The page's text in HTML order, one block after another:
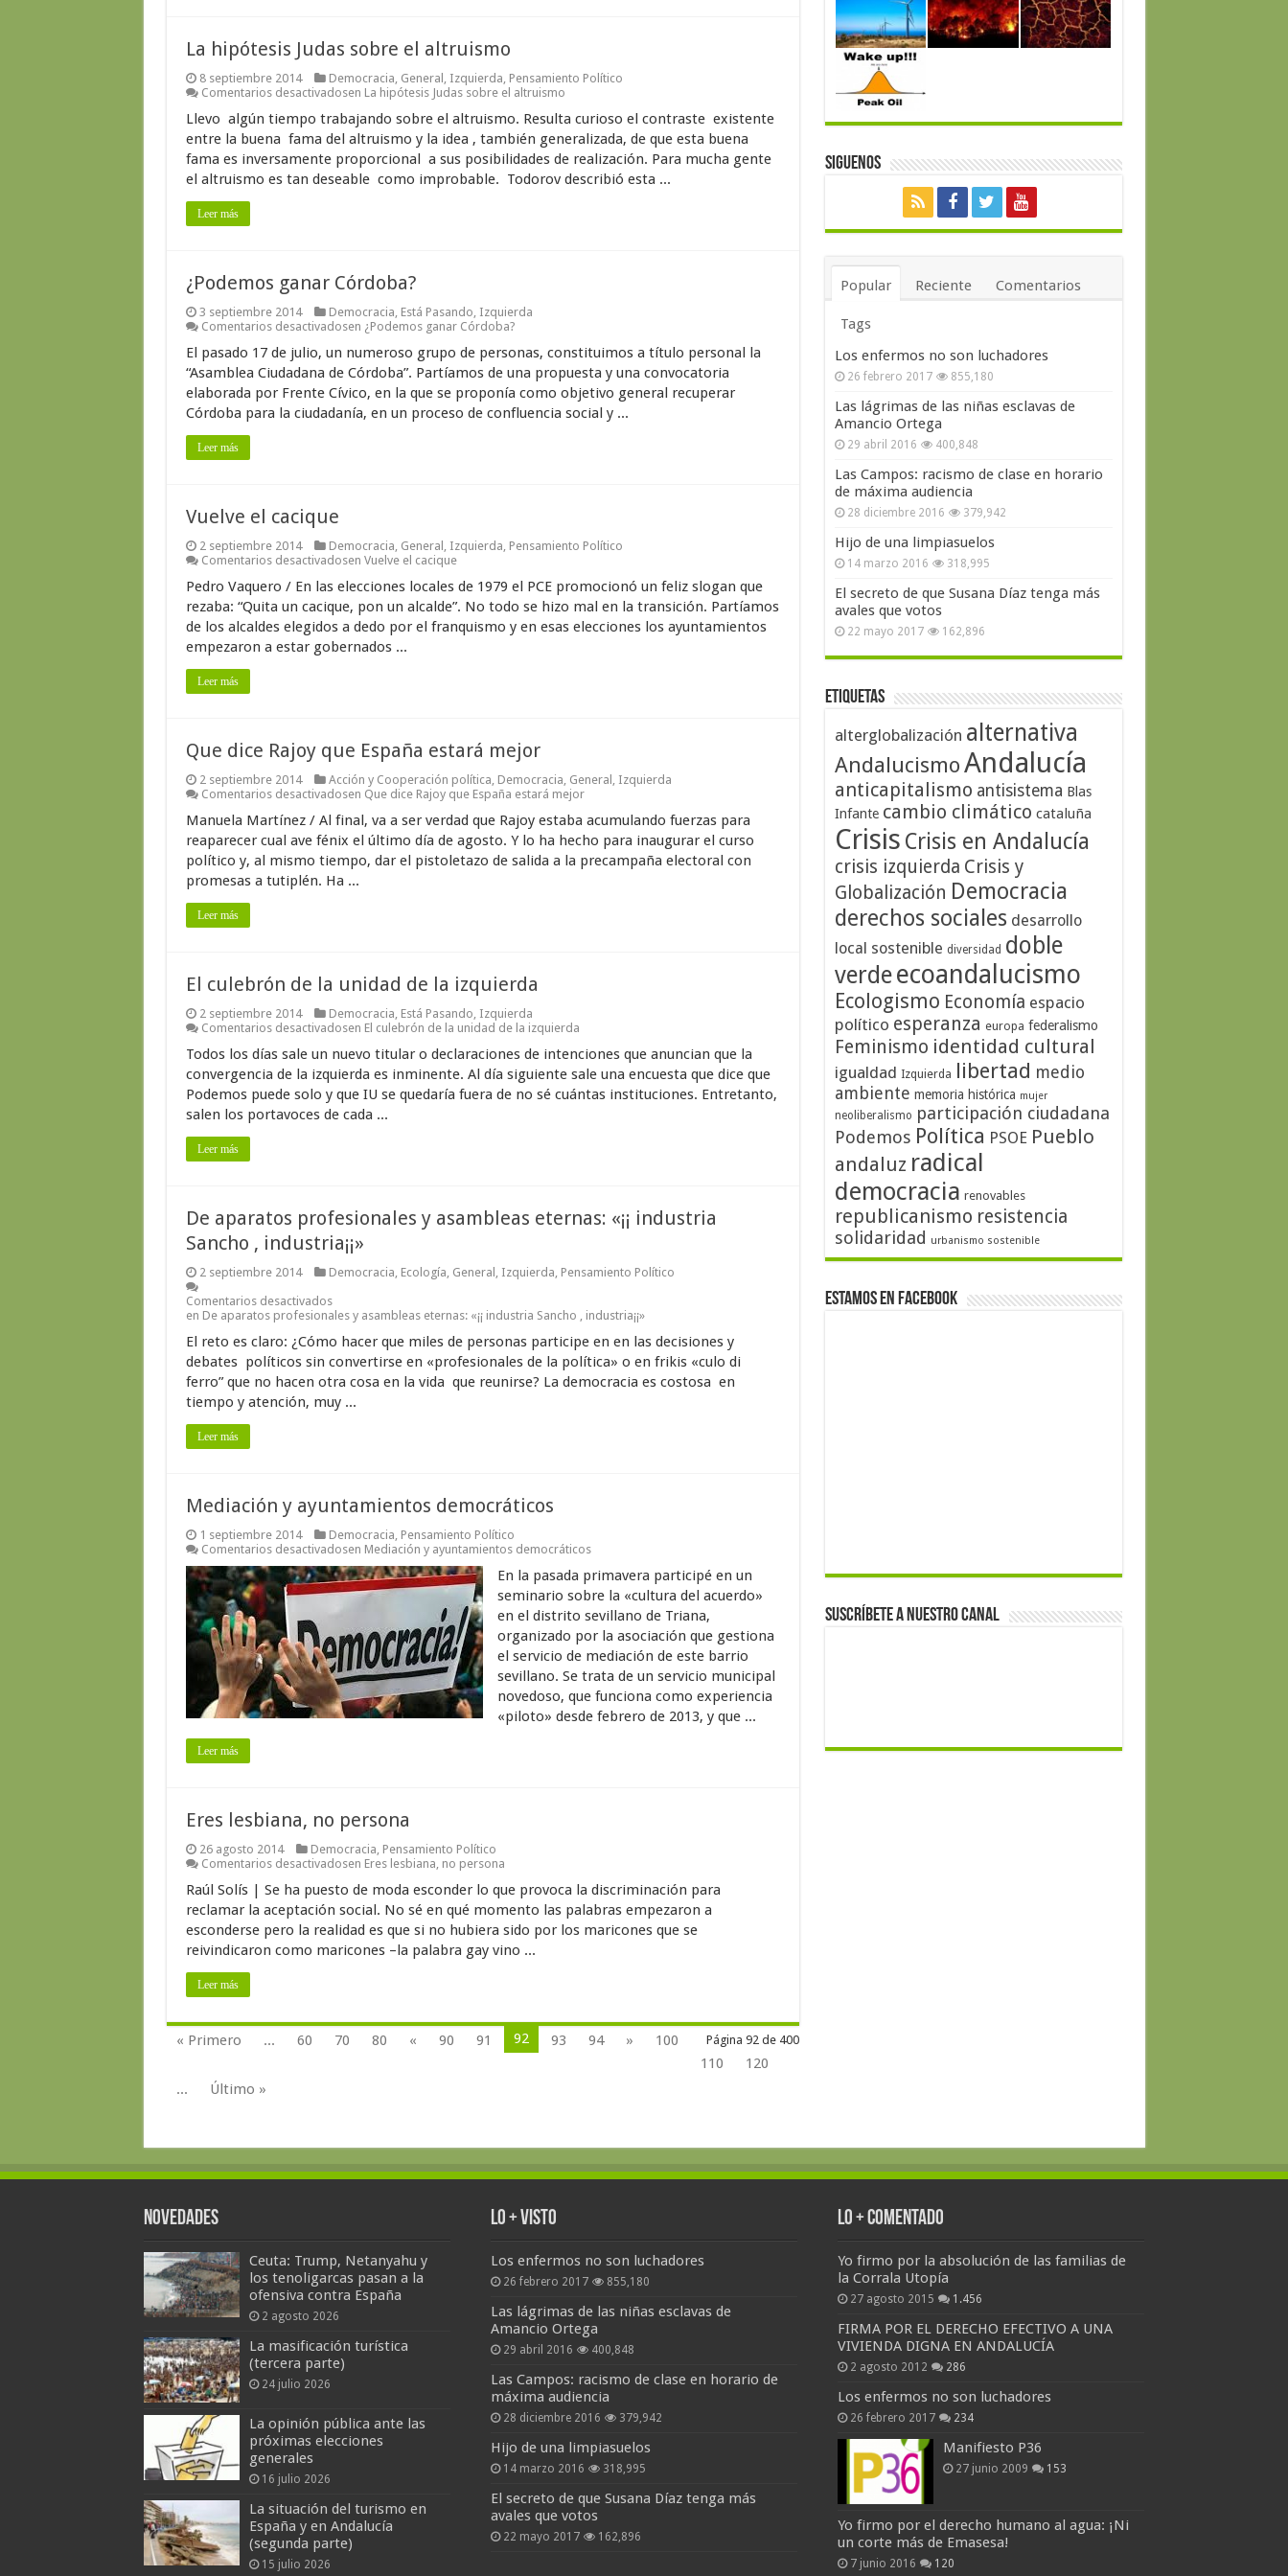
La hipótesis Judas sobre el altruismo
8 septiembre 2014 Democracia, General , Izquierda, Pensamiento Político
Comentarios desactivadosen La hipótesis Judas sobre el altruismo
Llevo algún tiempo trabajando sobre el altruismo. Resulta curioso el contraste existente
entre la buena fama del altruismo y la idea , también generalizada, de que esta buena
fama es inversamente proporcional a sus posibilidades de realización. Para mucha gente
el altruismo es tan deseable como improbable. Todorov describió esta ...
Leer más
¿Podemos ganar Córdoba?
3 septiembre 2014 Democracia, Está Pasando, Izquierda
Comentarios desactivadosen ¿Podemos ganar Córdoba?
El pasado 17 de julio, un numeroso grupo de personas, constituimos a título personal la
“Asamblea Ciudadana de Córdoba”. Partíamos de una propuesta y una convocatoria
elaborada por Frente Cívico, en la que se proponía como objetivo general recuperar
Córdoba para la ciudadanía, en un proceso de confluencia social y ...
Leer más
Vuelve el cacique
2 septiembre 2014 Democracia, General , Izquierda, Pensamiento Político
Comentarios desactivadosen Vuelve el cacique
Pedro Vaquero / En las elecciones locales de 1979 el PCE promocionó un feliz slogan que
rezaba: “Quita un cacique, pon un alcalde”. No todo se hizo mal en la transición. Partíamos
de los alcaldes elegidos a dedo por el franquismo y en esas elecciones los ayuntamientos
empezaron a estar gobernados ...
Leer más
Que dice Rajoy que España estará mejor
2 septiembre 2014 Acción y Cooperación política, Democracia, General , Izquierda
Comentarios desactivadosen Que dice Rajoy que España estará mejor
Manuela Martínez / Al final, va a ser verdad que Rajoy estaba acumulando fuerzas para
reaparecer cual ave fénix el último día de agosto. Y lo ha hecho para inaugurar el curso
político y, al mismo tiempo, dar el pistoletazo de salida a la precampaña electoral con
promesas a tutiplén. Ha ...
Leer más
El culebrón de la unidad de la izquierda
2 septiembre 2014 Democracia, Está Pasando, Izquierda
Comentarios desactivadosen El culebrón de la unidad de la izquierda
Todos los días sale un nuevo titular o declaraciones de intenciones que anuncian que la
convergencia de la izquierda es inminente. Al día siguiente sale una encuesta que dice que
Podemos puede solo y que IU se quedaría fuera de no sé cuántas instituciones. Entretanto,
salen los portavoces de cada ...
Leer más
De aparatos profesionales y asambleas eternas: «¡¡ industria
Sancho , industria¡¡»
2 septiembre 2014 Democracia, Ecología, General , Izquierda, Pensamiento Político
Comentarios desactivados
en De aparatos profesionales y asambleas eternas: «¡¡ industria Sancho , industria¡¡»
El reto es claro: ¿Cómo hacer que miles de personas participe en en las decisiones y
debates políticos sin convertirse en «profesionales de la política» o en frikis «culo di
ferro” que no hacen otra cosa en la vida que reunirse? La democracia es costosa en
tiempo y atención, muy ...
Leer más
Mediación y ayuntamientos democráticos
1 septiembre 2014 Democracia, Pensamiento Político
Comentarios desactivadosen Mediación y ayuntamientos democráticos
En la pasada primavera participé en un
seminario sobre la «cultura del acuerdo»
en el distrito sevillano de Triana,
organizado por la asociación que gestiona
el servicio de mediación de este barrio
sevillano. Se trata de un servicio municipal
novedoso, que funciona como experiencia
«piloto» desde febrero de 2013, y que ...
Leer más
Eres lesbiana, no persona
26 agosto 2014 Democracia, Pensamiento Político
Comentarios desactivadosen Eres lesbiana, no persona
Raúl Solís | Se ha puesto de moda esconder lo que provoca la discriminación para
reclamar la aceptación social. No sé en qué momento las palabras empezaron a
esconderse pero la realidad es que si no hubiera sido por los maricones que se
reivindicaron como maricones –la palabra gay vino ...
Leer más
Página 92 de 400
« Primero ... 60 70 80 « 90 91 92 93 94 »
100
110
120
...
Último »
Siguenos
Popular Reciente Comentarios
Tags
Los enfermos no son luchadores
26 febrero 2017 855,180
Las lágrimas de las niñas esclavas de
Amancio Ortega
29 abril 2016 400,848
Las Campos: racismo de clase en horario
de máxima audiencia
28 diciembre 2016 379,942
Hijo de una limpiasuelos
14 marzo 2016 318,995
El secreto de que Susana Díaz tenga más
avales que votos
22 mayo 2017 162,896
Etiquetas
alterglobalización alternativa
AndalucismoAndalucía
anticapitalismo antisistema Blas
Infante cambio climático cataluña
Crisis Crisis en Andalucía
crisis izquierda Crisis y
Globalización Democracia
derechos sociales desarrollo
local sostenible diversidad doble
verdeecoandalucismo
Ecologismo Economía espacio
político esperanza europa federalismo
Feminismo identidad cultural
igualdad Izquierda libertad medio
ambiente memoria histórica mujer
neoliberalismo participación ciudadana
Podemos Política PSOE Pueblo
andaluz radical
democracia renovables
republicanismo resistencia
solidaridad urbanismo sostenible
Estamos en Facebook
Suscríbete a nuestro canal
Novedades
Ceuta: Trump, Netanyahu y
los tenoligarcas pasan a la
ofensiva contra España
2 agosto 2026
La masificación turística
(tercera parte)
24 julio 2026
La opinión pública ante las
próximas elecciones
generales
16 julio 2026
La situación del turismo en
España y en Andalucía
(segunda parte)
15 julio 2026
Lo + Visto
Los enfermos no son luchadores
26 febrero 2017 855,180
Las lágrimas de las niñas esclavas de
Amancio Ortega
29 abril 2016 400,848
Las Campos: racismo de clase en horario de
máxima audiencia
28 diciembre 2016 379,942
Hijo de una limpiasuelos
14 marzo 2016 318,995
El secreto de que Susana Díaz tenga más
avales que votos
22 mayo 2017 162,896
Lo + Comentado
Yo firmo por la absolución de las familias de
la Corrala Utopía
27 agosto 2015 1.456
FIRMA POR EL DERECHO EFECTIVO A UNA
VIVIENDA DIGNA EN ANDALUCÍA
2 agosto 2012 286
Los enfermos no son luchadores
26 febrero 2017 234
Manifiesto P36
27 junio 2009 153
Yo firmo por el derecho humano al agua: ¡Ni
un corte más de Emasesa!
7 junio 2016 120